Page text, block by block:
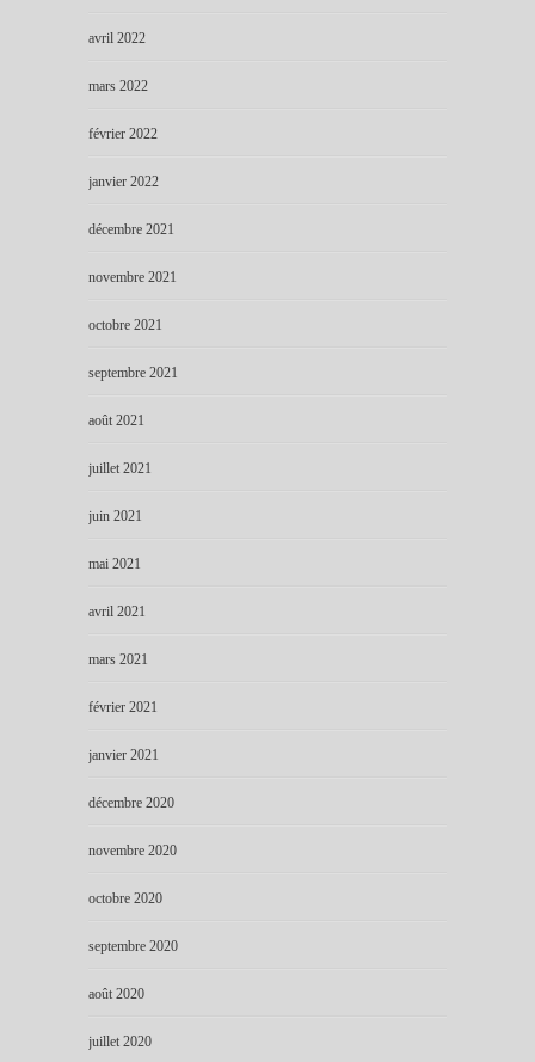
avril 2022
mars 2022
février 2022
janvier 2022
décembre 2021
novembre 2021
octobre 2021
septembre 2021
août 2021
juillet 2021
juin 2021
mai 2021
avril 2021
mars 2021
février 2021
janvier 2021
décembre 2020
novembre 2020
octobre 2020
septembre 2020
août 2020
juillet 2020